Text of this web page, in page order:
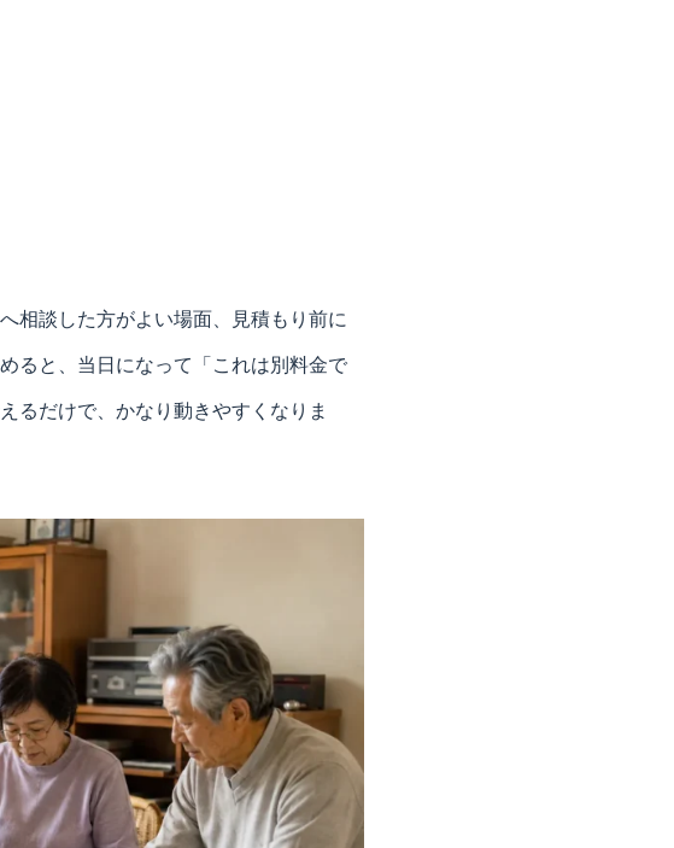
相談した方がよい場面、見積もり前に
ると、当日になって「これは別料金で
るだけで、かなり動きやすくなりま